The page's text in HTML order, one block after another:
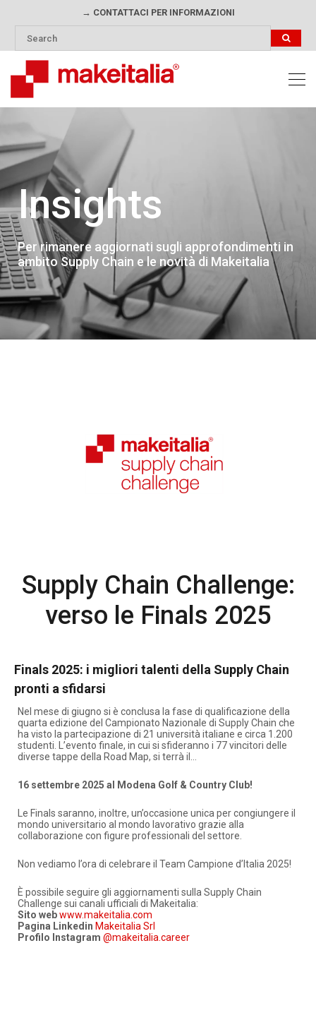
→ CONTATTACI PER INFORMAZIONI
Insights
Per rimanere aggiornati sugli approfondimenti in
ambito Supply Chain e le novità di Makeitalia
Supply Chain Challenge:
verso le Finals 2025
Finals 2025: i migliori talenti della Supply Chain
pronti a sfidarsi
Nel mese di giugno si è conclusa la fase di qualificazione della
quarta edizione del Campionato Nazionale di Supply Chain che
ha visto la partecipazione di 21 università italiane e circa 1.200
studenti. L’evento finale, in cui si sfideranno i 77 vincitori delle
diverse tappe della Road Map, si terrà il…
16 settembre 2025 al Modena Golf & Country Club!
Le Finals saranno, inoltre, un’occasione unica per congiungere il
mondo universitario al mondo lavorativo grazie alla
collaborazione con figure professionali del settore.
Non vediamo l’ora di celebrare il Team Campione d’Italia 2025!
È possibile seguire gli aggiornamenti sulla Supply Chain
Challenge sui canali ufficiali di Makeitalia:
Sito webwww.makeitalia.com
Pagina Linkedin Makeitalia Srl
Profilo Instagram @makeitalia.career